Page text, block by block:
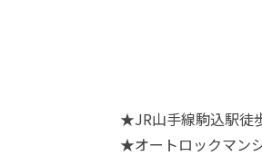
★JR山手線駒込駅徒
★オートロックマン